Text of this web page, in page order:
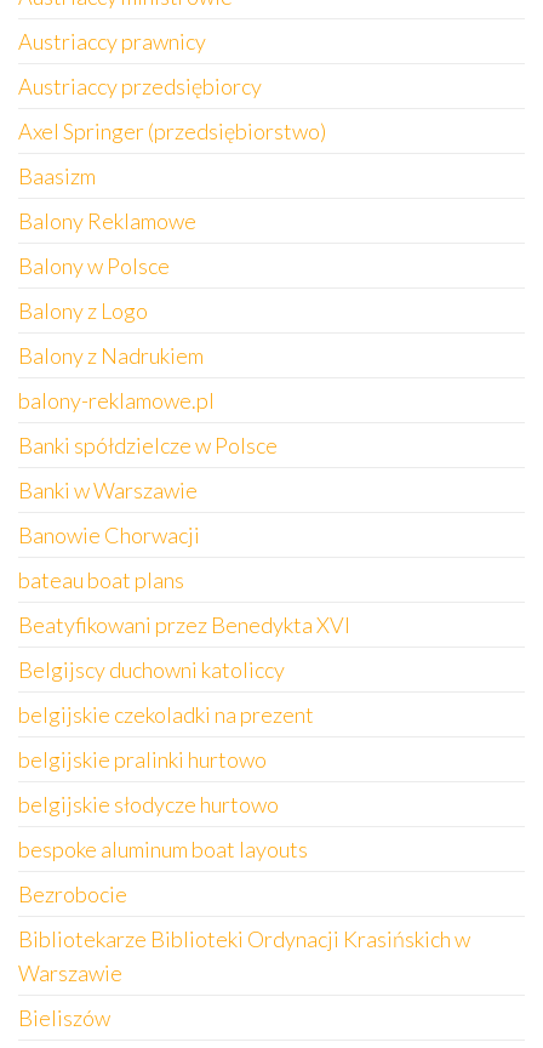
Austriaccy prawnicy
Austriaccy przedsiębiorcy
Axel Springer (przedsiębiorstwo)
Baasizm
Balony Reklamowe
Balony w Polsce
Balony z Logo
Balony z Nadrukiem
balony-reklamowe.pl
Banki spółdzielcze w Polsce
Banki w Warszawie
Banowie Chorwacji
bateau boat plans
Beatyfikowani przez Benedykta XVI
Belgijscy duchowni katoliccy
belgijskie czekoladki na prezent
belgijskie pralinki hurtowo
belgijskie słodycze hurtowo
bespoke aluminum boat layouts
Bezrobocie
Bibliotekarze Biblioteki Ordynacji Krasińskich w
Warszawie
Bieliszów